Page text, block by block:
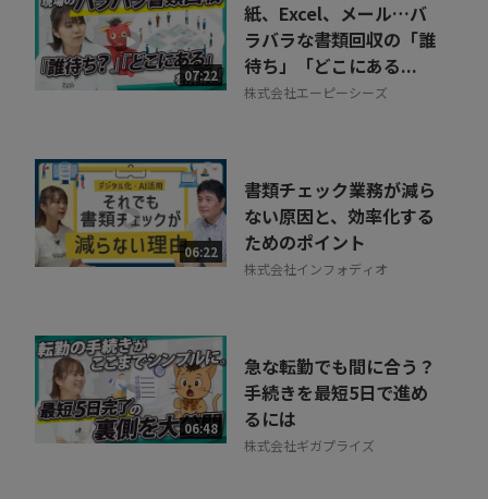
07:22
紙、Excel、メール…バ
ラバラな書類回収の「誰
待ち」「どこにある...
株式会社エーピーシーズ
06:22
書類チェック業務が減ら
ない原因と、効率化する
ためのポイント
株式会社インフォディオ
06:48
急な転勤でも間に合う？
手続きを最短5日で進め
るには
株式会社ギガプライズ